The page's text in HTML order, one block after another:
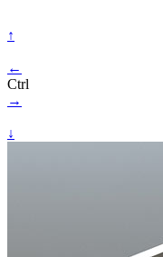
↑
←
Ctrl
→
↓